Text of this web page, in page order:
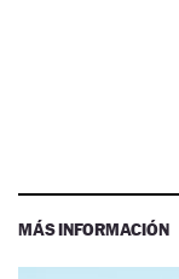
MÁS INFORMACIÓN